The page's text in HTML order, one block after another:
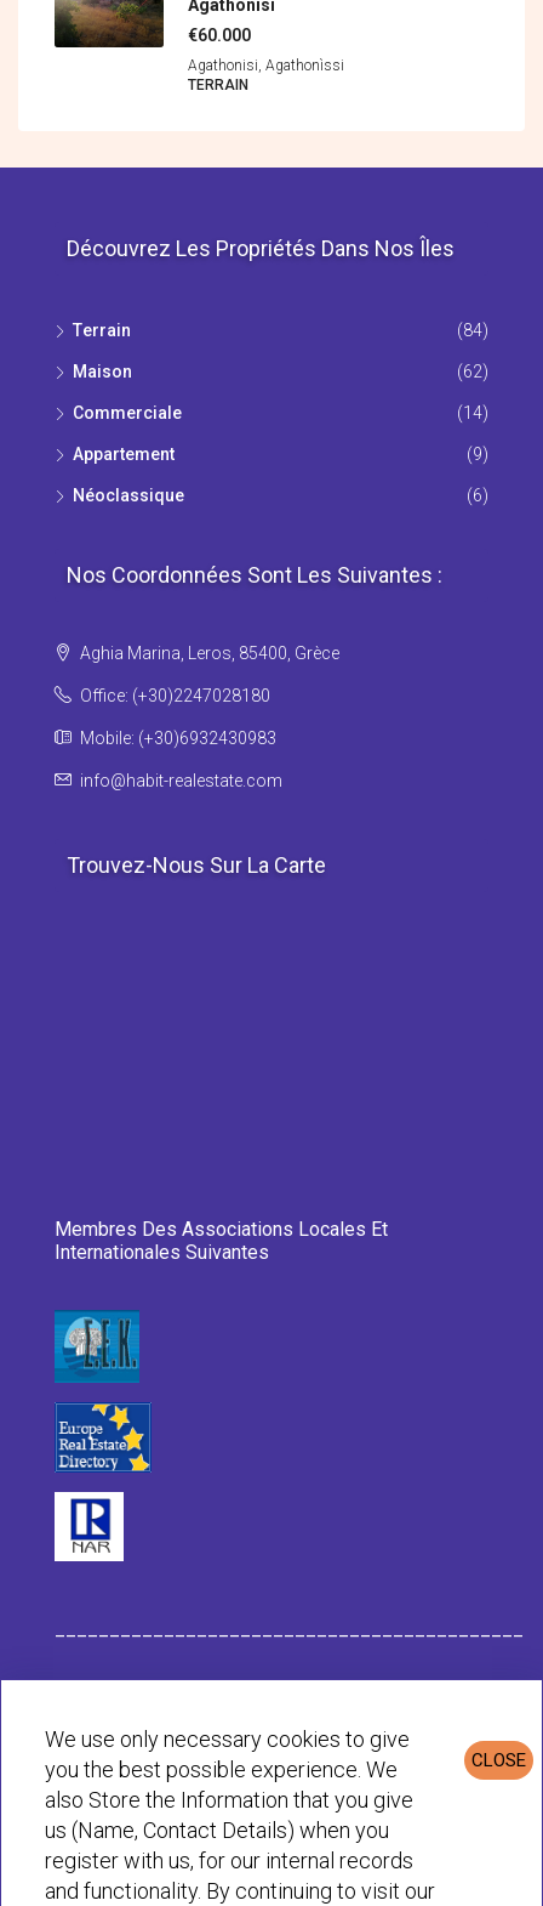
Agathonisi
€60.000
Agathonisi, Agathonìssi
ΤERRAIN
Découvrez Les Propriétés Dans Nos Îles
Τerrain (84)
Maison (62)
Commerciale (14)
Appartement (9)
Νéoclassique (6)
Nos Coordonnées Sont Les Suivantes :
Aghia Marina, Leros, 85400, Grèce
Office: (+30)2247028180
Mobile: (+30)6932430983
info@habit-realestate.com
Trouvez-Nous Sur La Carte
Membres Des Associations Locales Et
Internationales Suivantes
Politique de Confidentialité et de Cookies
© Habit 2001-2025 All rights reserved
CLOSE
We use only necessary cookies to give
you the best possible experience. We
also Store the Information that you give
us (Name, Contact Details) when you
register with us, for our internal records
and functionality. By continuing to visit our